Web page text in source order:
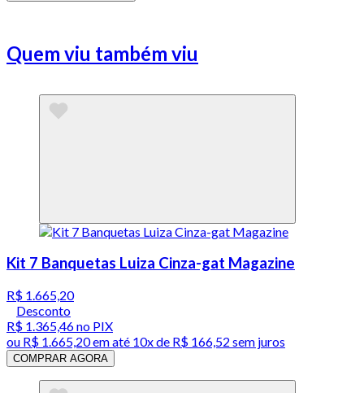
Quem viu também viu
Kit 7 Banquetas Luiza Cinza-gat Magazine
R$ 1.665,20
Desconto
R$ 1.365,46no PIX
ou R$ 1.665,20em até 10x de R$ 166,52 sem juros
COMPRAR AGORA